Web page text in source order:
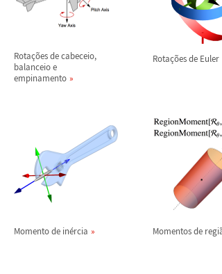
Rotações de cabeceio,
balanceio e
empinamento
Rotações de Euler
Momento de inércia Momentos de regi